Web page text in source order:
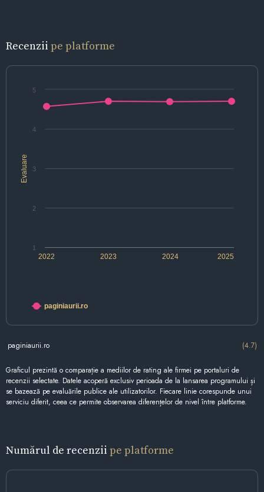
Recenzii pe platforme
Evaluare
2022 2024
2023 2025
1
2
3
4
5
paginiaurii.ro
paginiaurii.ro (4.7)
Graficul prezintă o comparație a mediilor de rating ale firmei pe portaluri de
recenzii selectate. Datele acoperă exclusiv perioada de la lansarea programului și
se bazează pe evaluările publice ale utilizatorilor. Fiecare linie corespunde unui
serviciu diferit, ceea ce permite observarea diferențelor de nivel între platforme.
Numărul de recenzii pe platforme